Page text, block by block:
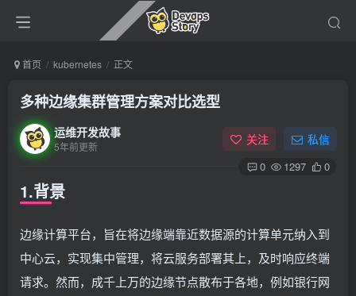
首页 kubernetes 正文
多种边缘集群管理方案对比选型
运维开发故事
5年前更新 关注 私信
0 1297 0
1.背景
边缘计算平台，旨在将边缘端靠近数据源的计算单元纳入到
中心云，实现集中管理，将云服务部署其上，及时响应终端
请求。然而，成千上万的边缘节点散布于各地，例如银行网